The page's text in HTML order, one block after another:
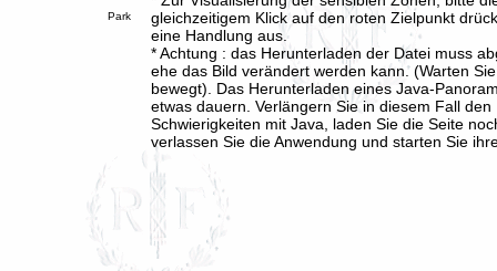
Park
gleichzeitigem Klick auf den roten Zielpunkt
eine Handlung aus.
* Achtung : das Herunterladen der Datei muss
ehe das Bild verändert werden kann. (Warten
bewegt). Das Herunterladen eines Java-
etwas dauern. Verlängern Sie in diesem Fall den
Schwierigkeiten mit Java, laden Sie die Seite
verlassen Sie die Anwendung und starten Sie